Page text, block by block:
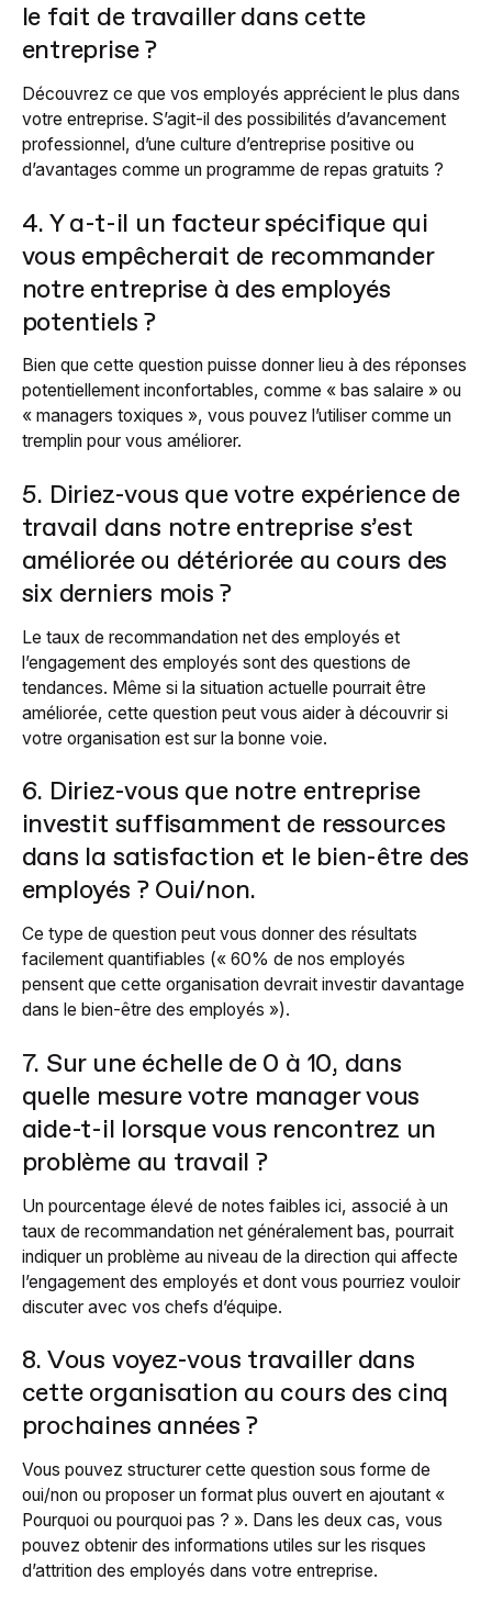
le fait de travailler dans cette
entreprise ?
Découvrez ce que vos employés apprécient le plus dans
votre entreprise. S’agit-il des possibilités d’avancement
professionnel, d’une culture d’entreprise positive ou
d’avantages comme un programme de repas gratuits ?
4. Y a-t-il un facteur spécifique qui
vous empêcherait de recommander
notre entreprise à des employés
potentiels ?
Bien que cette question puisse donner lieu à des réponses
potentiellement inconfortables, comme « bas salaire » ou
« managers toxiques », vous pouvez l’utiliser comme un
tremplin pour vous améliorer.
5. Diriez-vous que votre expérience de
travail dans notre entreprise s’est
améliorée ou détériorée au cours des
six derniers mois ?
Le taux de recommandation net des employés et
l’engagement des employés sont des questions de
tendances. Même si la situation actuelle pourrait être
améliorée, cette question peut vous aider à découvrir si
votre organisation est sur la bonne voie.
6. Diriez-vous que notre entreprise
investit suffisamment de ressources
dans la satisfaction et le bien-être des
employés ? Oui/non.
Ce type de question peut vous donner des résultats
facilement quantifiables (« 60% de nos employés
pensent que cette organisation devrait investir davantage
dans le bien-être des employés »).
7. Sur une échelle de 0 à 10, dans
quelle mesure votre manager vous
aide-t-il lorsque vous rencontrez un
problème au travail ?
Un pourcentage élevé de notes faibles ici, associé à un
taux de recommandation net généralement bas, pourrait
indiquer un problème au niveau de la direction qui affecte
l’engagement des employés et dont vous pourriez vouloir
discuter avec vos chefs d’équipe.
8. Vous voyez-vous travailler dans
cette organisation au cours des cinq
prochaines années ?
Vous pouvez structurer cette question sous forme de
oui/non ou proposer un format plus ouvert en ajoutant «
Pourquoi ou pourquoi pas ? ». Dans les deux cas, vous
pouvez obtenir des informations utiles sur les risques
d’attrition des employés dans votre entreprise.